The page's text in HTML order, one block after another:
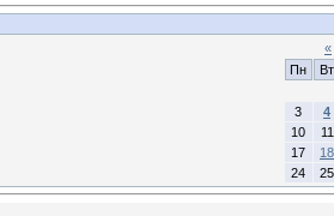
«
Пн
Вт
3
4
10
11
17
18
24
25